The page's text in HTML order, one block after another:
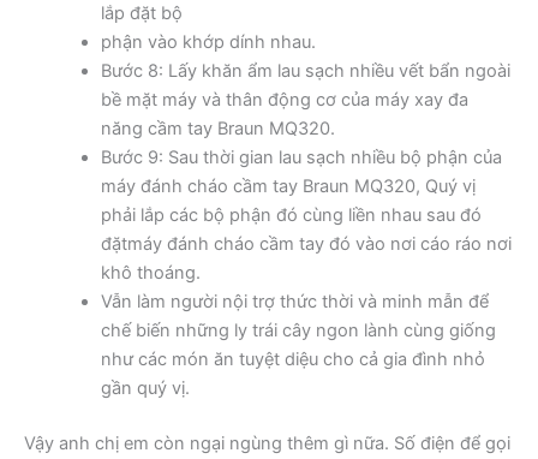
lắp đặt bộ
phận vào khớp dính nhau.
Bước 8: Lấy khăn ẩm lau sạch nhiều vết bẩn ngoài
bề mặt máy và thân động cơ của máy xay đa
năng cầm tay Braun MQ320.
Bước 9: Sau thời gian lau sạch nhiều bộ phận của
máy đánh cháo cầm tay Braun MQ320, Quý vị
phải lắp các bộ phận đó cùng liền nhau sau đó
đặtmáy đánh cháo cầm tay đó vào nơi cáo ráo nơi
khô thoáng.
Vẫn làm người nội trợ thức thời và minh mẫn để
chế biến những ly trái cây ngon lành cùng giống
như các món ăn tuyệt diệu cho cả gia đình nhỏ
gần quý vị.
Vậy anh chị em còn ngại ngùng thêm gì nữa. Số điện để gọi